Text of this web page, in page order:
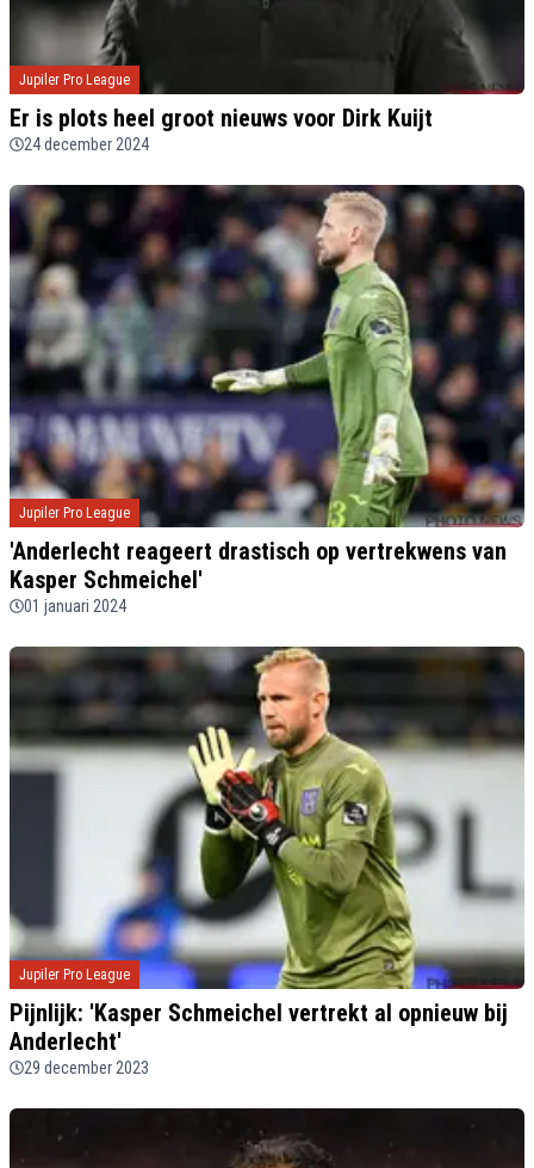
Jupiler Pro League
Er is plots heel groot nieuws voor Dirk Kuijt
24 december 2024
Jupiler Pro League
'Anderlecht reageert drastisch op vertrekwens van
Kasper Schmeichel'
01 januari 2024
Jupiler Pro League
Pijnlijk: 'Kasper Schmeichel vertrekt al opnieuw bij
Anderlecht'
29 december 2023